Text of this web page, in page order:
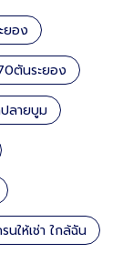
ยอง
ตันระยอง
ปลายบูม
นให้เช่า ใกล้ฉัน